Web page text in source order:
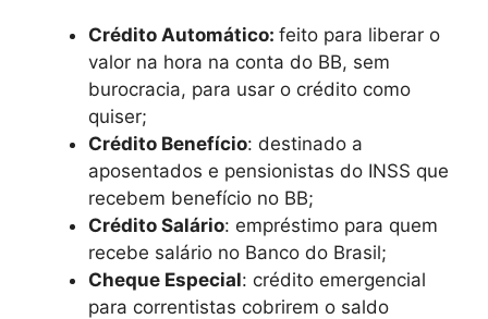
Crédito Automático: feito para liberar o
valor na hora na conta do BB, sem
burocracia, para usar o crédito como
quiser;
Crédito Benefício: destinado a
aposentados e pensionistas do INSS que
recebem benefício no BB;
Crédito Salário: empréstimo para quem
recebe salário no Banco do Brasil;
Cheque Especial: crédito emergencial
para correntistas cobrirem o saldo